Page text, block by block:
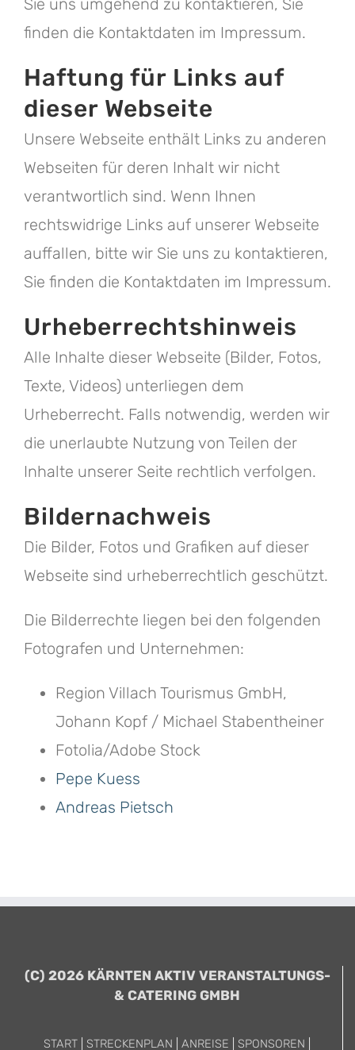
Sie uns umgehend zu kontaktieren, Sie
finden die Kontaktdaten im Impressum.
Haftung für Links auf
dieser Webseite
Unsere Webseite enthält Links zu anderen
Webseiten für deren Inhalt wir nicht
verantwortlich sind. Wenn Ihnen
rechtswidrige Links auf unserer Webseite
auffallen, bitte wir Sie uns zu kontaktieren,
Sie finden die Kontaktdaten im Impressum.
Urheberrechtshinweis
Alle Inhalte dieser Webseite (Bilder, Fotos,
Texte, Videos) unterliegen dem
Urheberrecht. Falls notwendig, werden wir
die unerlaubte Nutzung von Teilen der
Inhalte unserer Seite rechtlich verfolgen.
Bildernachweis
Die Bilder, Fotos und Grafiken auf dieser
Webseite sind urheberrechtlich geschützt.
Die Bilderrechte liegen bei den folgenden
Fotografen und Unternehmen:
Region Villach Tourismus GmbH,
Johann Kopf / Michael Stabentheiner
Fotolia/Adobe Stock
Pepe Kuess
Andreas Pietsch
(C) 2026 KÄRNTEN AKTIV VERANSTALTUNGS-
& CATERING GMBH
START STRECKENPLAN ANREISE SPONSOREN